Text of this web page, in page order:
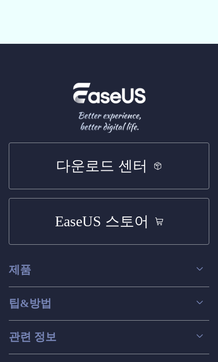
다운로드 센터
EaseUS 스토어
제품
데이터 복구
파티션 관리
스크린 레코더
팁&방법
컴퓨터 데이터 복구 팁
맥 데이터 복구 팁
관련 정보